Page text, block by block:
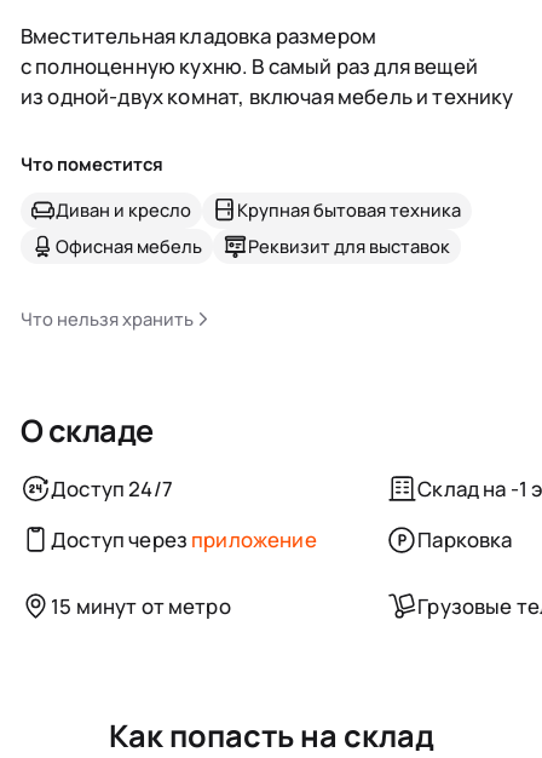
Вместительная кладовка размером
с полноценную кухню. В самый раз для вещей
из одной-двух комнат, включая мебель и технику
Что поместится
Диван и кресло
Крупная бытовая техника
Офисная мебель
Реквизит для выставок
Что нельзя хранить
О складе
Доступ 24/7
Склад на -1
Доступ через приложение Парковка
15 минут от метро Грузовые
Как попасть на склад